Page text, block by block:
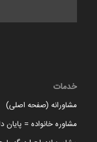
خدمات
مشاورانه (صفحه اصلی)
مشاوره خانواده =